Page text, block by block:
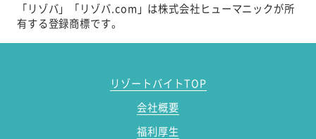
「リゾバ」「リゾバ.com」は株式会社ヒューマニックが所
有する登録商標です。
リゾートバイトTOP
会社概要
福利厚生